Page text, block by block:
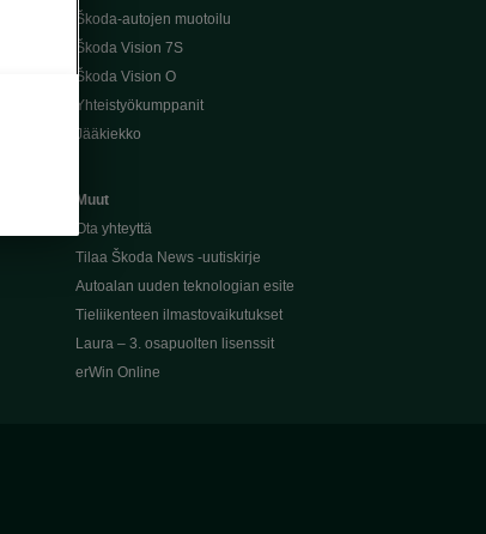
Škoda-autojen muotoilu
Škoda Vision 7S
Škoda Vision O
Yhteistyökumppanit
Jääkiekko
Muut
Ota yhteyttä
Tilaa Škoda News -uutiskirje
Autoalan uuden teknologian esite
Tieliikenteen ilmastovaikutukset
Laura – 3. osapuolten lisenssit
erWin Online